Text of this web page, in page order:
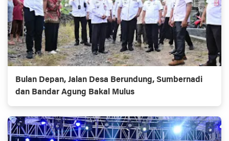
Bulan Depan, Jalan Desa Berundung, Sumbernadi
dan Bandar Agung Bakal Mulus